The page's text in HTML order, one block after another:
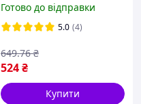
Природний L-DOPA для
настрою та лібідо
Готово до відправки
5.0 (4)
524₴
649.76 ₴
Купити